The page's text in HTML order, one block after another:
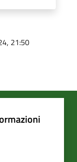
21:50